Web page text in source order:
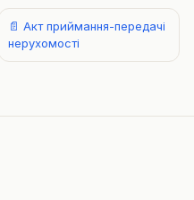
📄 Акт приймання-передачі
нерухомості